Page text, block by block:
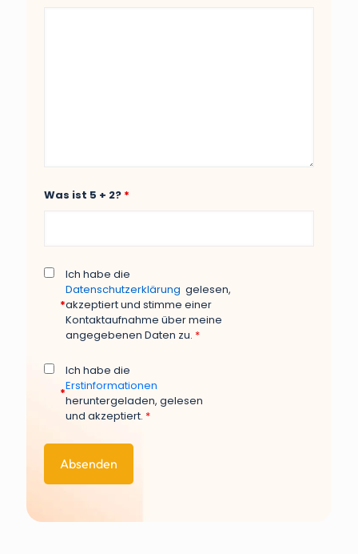
Was ist 5 + 2? *
*
Ich habe die
Datenschutzerklärung gelesen,
akzeptiert und stimme einer
Kontaktaufnahme über meine
angegebenen Daten zu. *
*
Ich habe die
Erstinformationen
heruntergeladen, gelesen
und akzeptiert. *